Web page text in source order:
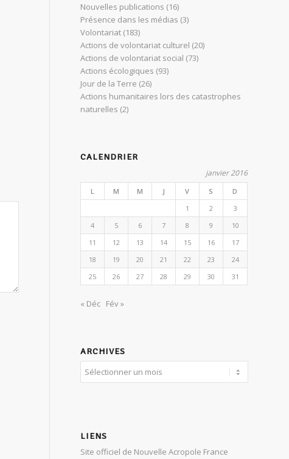
Nouvelles publications (16)
Présence dans les médias (3)
Volontariat (183)
Actions de volontariat culturel (20)
Actions de volontariat social (73)
Actions écologiques (93)
Jour de la Terre (26)
Actions humanitaires lors des catastrophes
naturelles (2)
CALENDRIER
janvier 2016
L M M J V S
D
1
2
3
4
5 6 7 8 9
10
11
12 13 14 15 16
17
18
19 20 21 22 23
24
25
26 27 28 29 30 31
« Déc Fév »
ARCHIVES
LIENS
Site officiel de Nouvelle Acropole France